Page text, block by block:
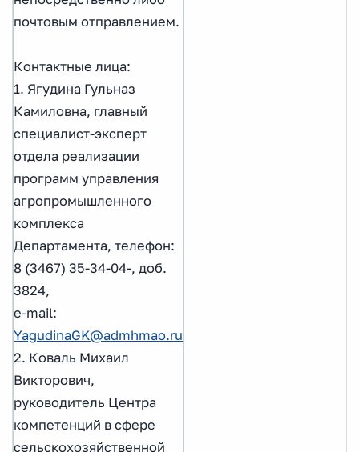
почтовым отправлением.
Контактные лица:
1. Ягудина Гульназ
Камиловна, главный
специалист-эксперт
отдела реализации
программ управления
агропромышленного
комплекса
Департамента, телефон:
8 (3467) 35-34-04-, доб.
3824,
e-mail:
YagudinaGK@admhmao.ru
2. Коваль Михаил
Викторович,
руководитель Центра
компетенций в сфере
сельскохозяйственной